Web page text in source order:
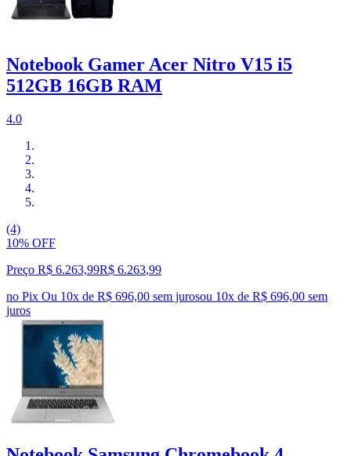
Notebook Gamer Acer Nitro V15 i5
512GB 16GB RAM
4.0
(4)
10% OFF
Preço R$ 6.263,99R$ 6.263,99
no Pix Ou 10x de R$ 696,00 sem jurosou 10x de R$ 696,00 sem
juros